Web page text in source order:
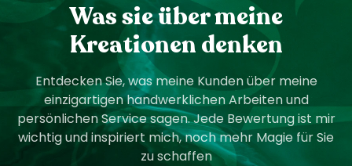
Was sie über meine
Kreationen denken
Entdecken Sie, was meine Kunden über meine
einzigartigen handwerklichen Arbeiten und
persönlichen Service sagen. Jede Bewertung ist mir
wichtig und inspiriert mich, noch mehr Magie für Sie
zu schaffen